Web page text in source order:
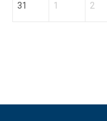
31 1 2